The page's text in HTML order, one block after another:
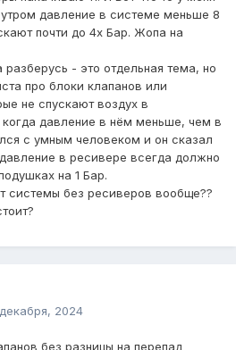
давление в системе меньше 8
почти до 4х Бар. Жопа на
- это отдельная тема, но
про блоки клапанов или
не спускают воздух в
давление в нём меньше, чем в
с умным человеком и он сказал
в ресивере всегда должно
на 1 Бар.
системы без ресиверов вообще??
2024
без разницы на перепад